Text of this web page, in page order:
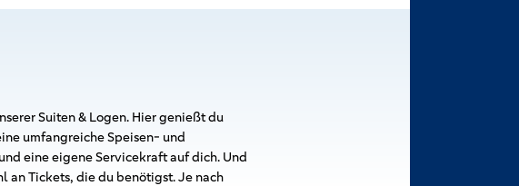
Suiten & Logen. Hier genießt du
umfangreiche Speisen- und
eine eigene Servicekraft auf dich. Und
an Tickets, die du benötigst. Je nach